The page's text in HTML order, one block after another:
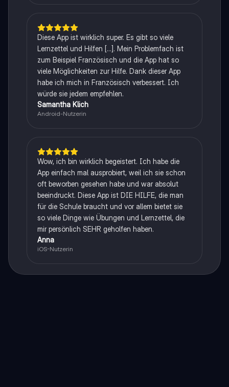
Diese App ist wirklich super. Es gibt so viele
Lernzettel und Hilfen [...]. Mein Problemfach ist
zum Beispiel Französisch und die App hat so
viele Möglichkeiten zur Hilfe. Dank dieser App
habe ich mich in Französisch verbessert. Ich
würde sie jedem empfehlen.
Samantha Klich
Android-Nutzerin
Wow, ich bin wirklich begeistert. Ich habe die
App einfach mal ausprobiert, weil ich sie schon
oft beworben gesehen habe und war absolut
beeindruckt. Diese App ist DIE HILFE, die man
für die Schule braucht und vor allem bietet sie
so viele Dinge wie Übungen und Lernzettel, die
mir persönlich SEHR geholfen haben.
Anna
iOS-Nutzerin